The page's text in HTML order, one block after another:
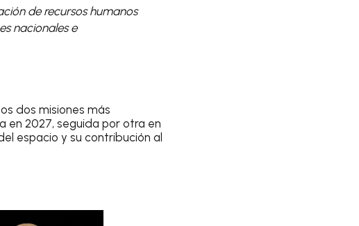
de recursos humanos
nacionales e
dos misiones más
en 2027, seguida por otra en
espacio y su contribución al